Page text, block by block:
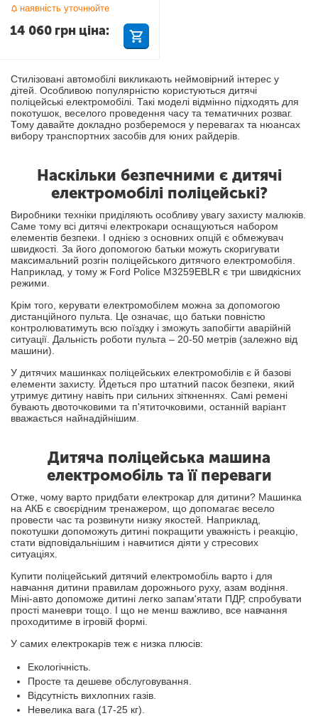
Стилізовані автомобілі викликають неймовірний інтерес у
дітей. Особливою популярністю користуються дитячі
поліцейські електромобілі. Такі моделі відмінно підходять для
покотушок, веселого проведення часу та тематичних розваг.
Тому давайте докладно розберемося у перевагах та нюансах
вибору транспортних засобів для юних райдерів.
Наскільки безпечними є дитячі
електромобілі поліцейські?
Виробники техніки приділяють особливу увагу захисту малюків.
Саме тому всі дитячі електрокари оснащуються набором
елементів безпеки. І однією з основних опцій є обмежувач
швидкості. За його допомогою батьки можуть скоригувати
максимальний розгін поліцейського дитячого електромобіля.
Наприклад, у тому ж Ford Police M3259EBLR є три швидкісних
режими.
Крім того, керувати електромобілем можна за допомогою
дистанційного пульта. Це означає, що батьки повністю
контролюватимуть всю поїздку і зможуть запобігти аварійній
ситуації. Дальність роботи пульта – 20-50 метрів (залежно від
машини).
У дитячих машинках поліцейських електромобілів є й базові
елементи захисту. Йдеться про штатний пасок безпеки, який
утримує дитину навіть при сильних зіткненнях. Самі ремені
бувають двоточковими та п'ятиточковими, останній варіант
вважається найнадійнішим.
Дитяча поліцейська машина
електромобіль та її переваги
Отже, чому варто придбати електрокар для дитини? Машинка
на АКБ є своєрідним тренажером, що допомагає весело
провести час та розвинути низку якостей. Наприклад,
покотушки допоможуть дитині покращити уважність і реакцію,
стати відповідальнішим і навчитися діяти у стресових
ситуаціях.
Купити поліцейський дитячий електромобіль варто і для
навчання дитини правилам дорожнього руху, азам водіння.
Міні-авто допоможе дитині легко запам'ятати ПДР, спробувати
прості маневри тощо. І що не менш важливо, все навчання
проходитиме в ігровій формі.
У самих електрокарів теж є низка плюсів:
Екологічність.
Просте та дешеве обслуговування.
Відсутність вихлопних газів.
Невелика вага (17-25 кг).
наявність уточнюйте
14 060 грн ціна: